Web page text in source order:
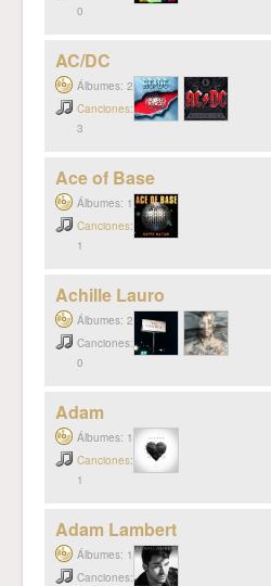
0
AC/DC
Álbumes: 2
Canciones:
3
Ace of Base
Álbumes: 1
Canciones:
1
Achille Lauro
Álbumes: 2
Canciones:
0
Adam
Álbumes: 1
Canciones:
1
Adam Lambert
Álbumes: 1
Canciones: